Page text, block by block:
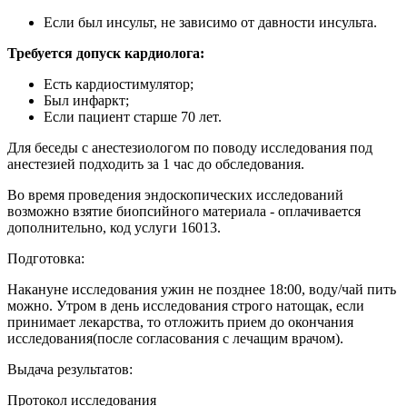
Если был инсульт, не зависимо от давности инсульта.
Требуется допуск кардиолога:
Есть кардиостимулятор;
Был инфаркт;
Если пациент старше 70 лет.
Для беседы с анестезиологом по поводу исследования под
анестезией подходить за 1 час до обследования.
Во время проведения эндоскопических исследований
возможно взятие биопсийного материала - оплачивается
дополнительно, код услуги 16013.
Подготовка:
Накануне исследования ужин не позднее 18:00, воду/чай пить
можно. Утром в день исследования строго натощак, если
принимает лекарства, то отложить прием до окончания
исследования(после согласования с лечащим врачом).
Выдача результатов:
Протокол исследования